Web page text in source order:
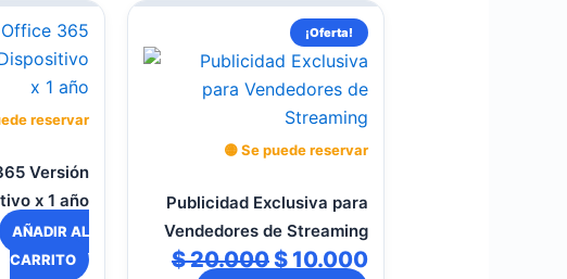
reservar
Versión
x 1 año
AÑADIR AL
CARRITO
¡Oferta!
🟡 Se puede reservar
Publicidad Exclusiva para
Vendedores de Streaming
$20.000
El
precio
original
era:
$ 20.000.
$ 10.000
El
precio
es: